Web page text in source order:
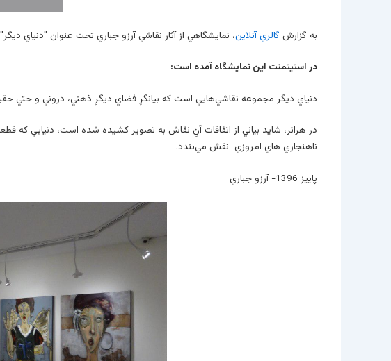
به گزارش گالري آنلاين، نمايشگاهي از آثار نقاشي آرزو جباري تحت عنوان "دنياي
در استيتمنت اين نمايشگاه آمده است:
دنياي ديگر مجموعه نقاشي‌هايي است كه بيانگرِ فضاي ديگرِ ذهني، دروني و حتي
در هراثر، شايد بياني از اتفاقات آنِ نقاش به تصوير كشيده شده است، دنيايي كه
ناهنجاري هاي امروزي نقش مي‌بندد.
پاييز 1396- آرزو جباري